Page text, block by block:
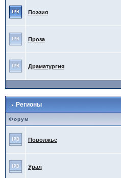
Поэзия
Проза
Драматургия
Регионы
Форум
Поволжье
Урал